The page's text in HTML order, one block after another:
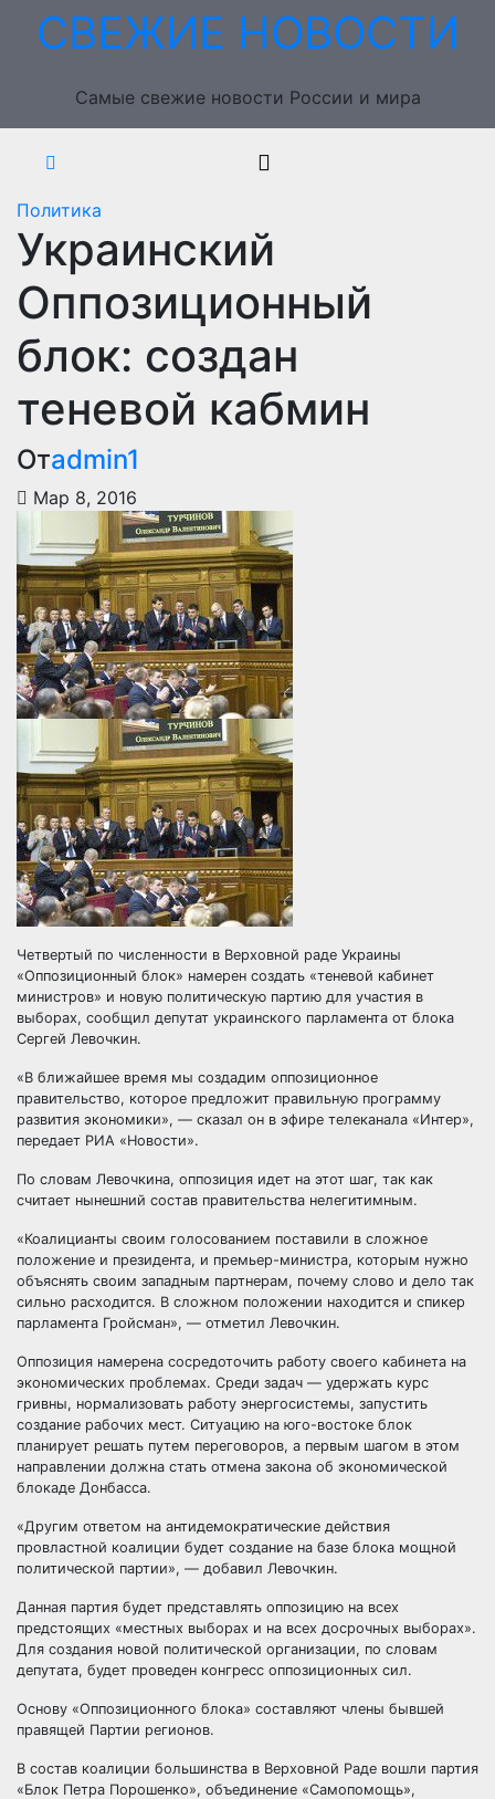
ПерейтиСВЕЖИЕ НОВОСТИ
Самые свежие новости России и мира
Политика
Украинский
Оппозиционный
блок: создан
теневой кабмин
Отadmin1
Мар 8, 2016
Четвертый по численности в Верховной раде Украины
«Оппозиционный блок» намерен создать «теневой кабинет
министров» и новую политическую партию для участия в
выборах, сообщил депутат украинского парламента от блока
Сергей Левочкин.
«В ближайшее время мы создадим оппозиционное
правительство, которое предложит правильную программу
развития экономики», — сказал он в эфире телеканала «Интер»,
передает РИА «Новости».
По словам Левочкина, оппозиция идет на этот шаг, так как
считает нынешний состав правительства нелегитимным.
«Коалицианты своим голосованием поставили в сложное
положение и президента, и премьер-министра, которым нужно
объяснять своим западным партнерам, почему слово и дело так
сильно расходится. В сложном положении находится и спикер
парламента Гройсман», — отметил Левочкин.
Оппозиция намерена сосредоточить работу своего кабинета на
экономических проблемах. Среди задач — удержать курс
гривны, нормализовать работу энергосистемы, запустить
создание рабочих мест. Ситуацию на юго-востоке блок
планирует решать путем переговоров, а первым шагом в этом
направлении должна стать отмена закона об экономической
блокаде Донбасса.
«Другим ответом на антидемократические действия
провластной коалиции будет создание на базе блока мощной
политической партии», — добавил Левочкин.
Данная партия будет представлять оппозицию на всех
предстоящих «местных выборах и на всех досрочных выборах».
Для создания новой политической организации, по словам
депутата, будет проведен конгресс оппозиционных сил.
Основу «Оппозиционного блока» составляют члены бывшей
правящей Партии регионов.
В состав коалиции большинства в Верховной Раде вошли партия
«Блок Петра Порошенко», объединение «Самопомощь»,